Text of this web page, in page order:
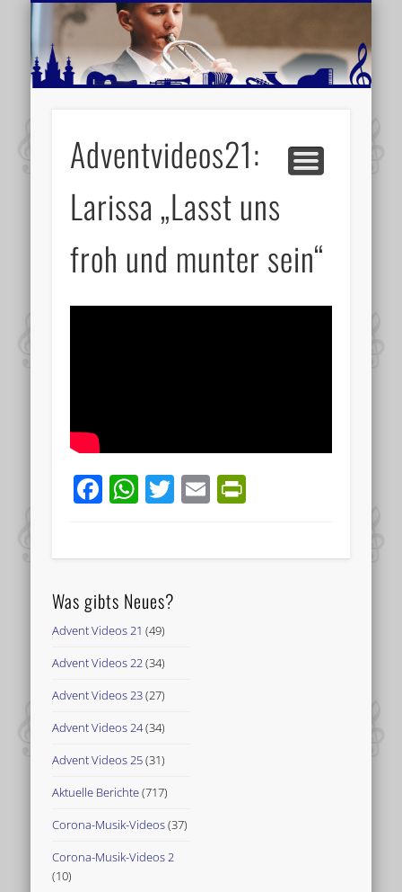
MUSIKSCHULE MARIAZELL
AKTUELLE BERICHTE
SCHULE
VIDEOS
VERANSTALTUNGSTIPPS
WEITERE INFORMATIONEN
Adventvideos21:
Larissa „Lasst uns
froh und munter sein“
Facebook
WhatsApp
Twitter
Email
Was gibts Neues?
Advent Videos 21 (49)
Advent Videos 22(34)
Advent Videos 23(27)
Advent Videos 24(34)
Advent Videos 25(31)
Aktuelle Berichte(717)
Corona-Musik-Videos(37)
Corona-Musik-Videos 2
(10)